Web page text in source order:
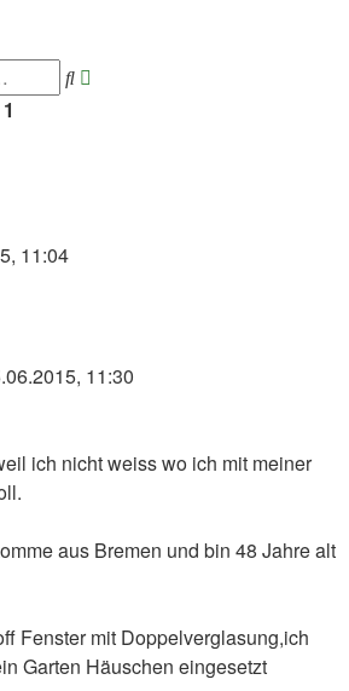
Suche
1
11:04
11:30
ich nicht weiss wo ich mit meiner
aus Bremen und bin 48 Jahre alt
Fenster mit Doppelverglasung,ich
Garten Häuschen eingesetzt